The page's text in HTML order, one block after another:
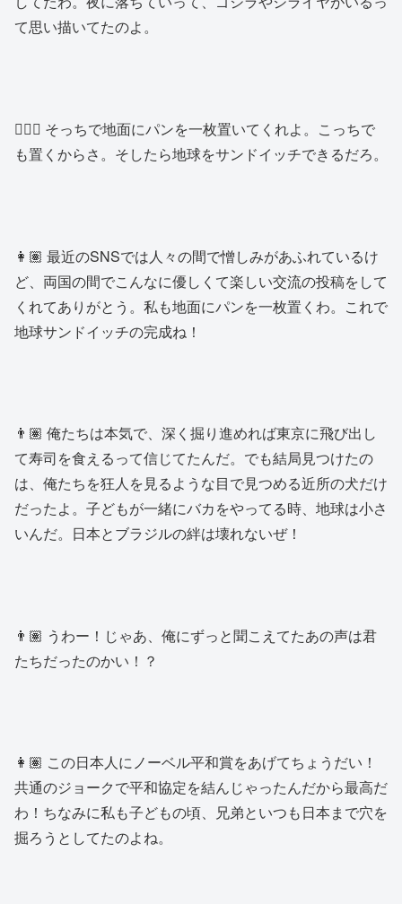
て思い描いてたのよ。
👱🏽‍♂️ そっちで地面にパンを一枚置いてくれよ。こっちで
も置くからさ。そしたら地球をサンドイッチできるだろ。
👩🏽 最近のSNSでは人々の間で憎しみがあふれているけ
ど、両国の間でこんなに優しくて楽しい交流の投稿をして
くれてありがとう。私も地面にパンを一枚置くわ。これで
地球サンドイッチの完成ね！
👨🏽 俺たちは本気で、深く掘り進めれば東京に飛び出し
て寿司を食えるって信じてたんだ。でも結局見つけたの
は、俺たちを狂人を見るような目で見つめる近所の犬だけ
だったよ。子どもが一緒にバカをやってる時、地球は小さ
いんだ。日本とブラジルの絆は壊れないぜ！
👨🏽 うわー！じゃあ、俺にずっと聞こえてたあの声は君
たちだったのかい！？
👩🏽 この日本人にノーベル平和賞をあげてちょうだい！
共通のジョークで平和協定を結んじゃったんだから最高だ
わ！ちなみに私も子どもの頃、兄弟といつも日本まで穴を
掘ろうとしてたのよね。